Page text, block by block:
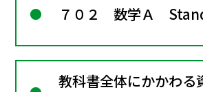
７０２ 数学Ａ
教科書全体にかかわる